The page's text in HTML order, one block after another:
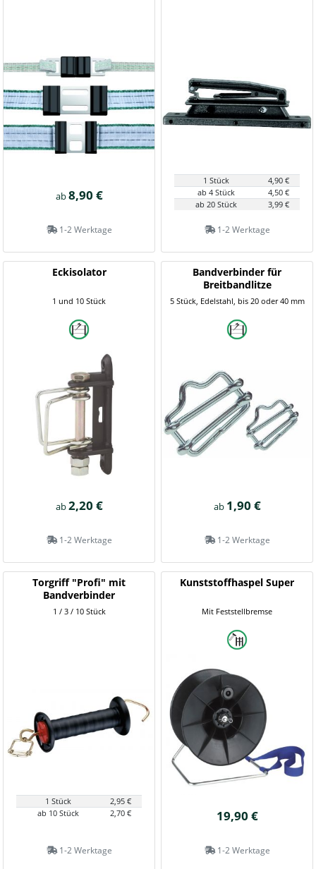
ab8,90 €
1-2 Werktage
1 Stück
4,90 €
ab 4 Stück
4,50 €
ab 20 Stück
3,99 €
1-2 Werktage
Eckisolator
1 und 10 Stück
ab2,20 €
1-2 Werktage
Bandverbinder für
Breitbandlitze
5 Stück, Edelstahl, bis 20 oder 40 mm
ab 1,90 €
1-2 Werktage
Torgriff "Profi" mit
Bandverbinder
1 / 3 / 10 Stück
1 Stück
2,95 €
ab 10 Stück
2,70 €
1-2 Werktage
Kunststoffhaspel Super
Mit Feststellbremse
19,90 €
1-2 Werktage